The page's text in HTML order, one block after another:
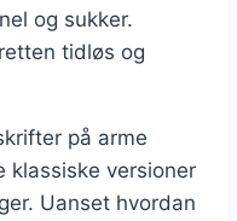
og sukker.
tidløs og
på arme
versioner
Uanset hvordan